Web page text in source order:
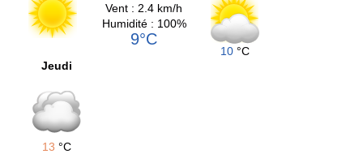
Vent : 2.4 km/h
Humidité : 100%
9°C
10 °C
Jeudi
13 °C